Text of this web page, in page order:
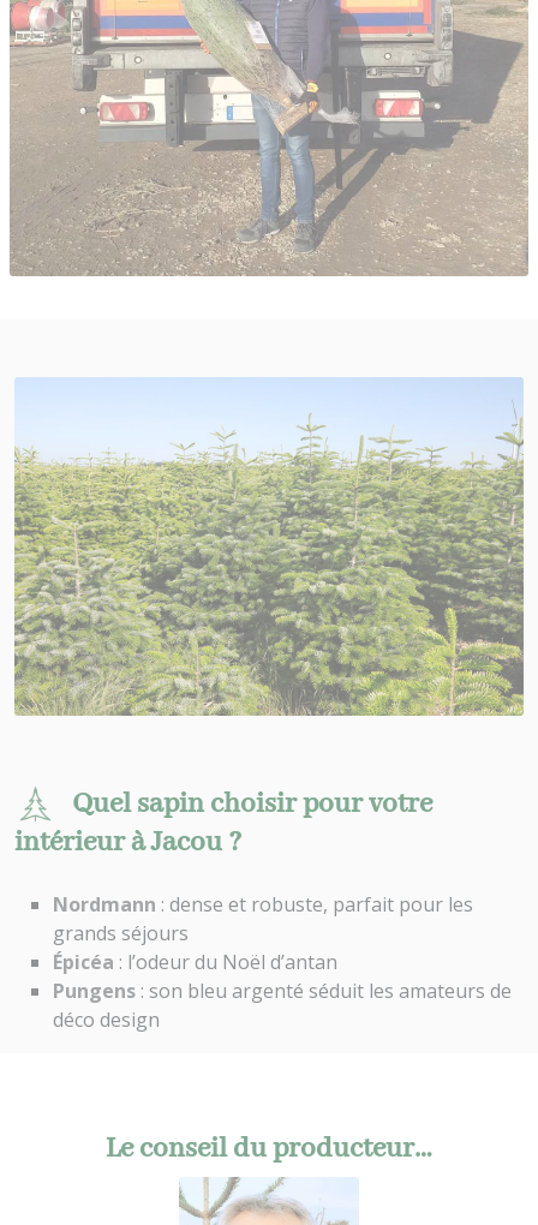
Quel sapin choisir pour votre
intérieur à Jacou ?
Nordmann : dense et robuste, parfait pour les
grands séjours
Épicéa : l’odeur du Noël d’antan
Pungens : son bleu argenté séduit les amateurs de
déco design
Le conseil du producteur…